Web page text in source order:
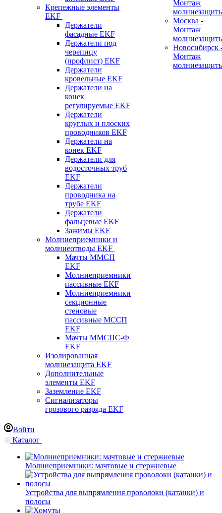
Крепежные элементы
EKF
Держатели
фасадные EKF
Держатели под
черепицу
(профлист) EKF
Держатели
кровельные EKF
Держатели на
конек
регулируемые EKF
Держатели
круглых и плоских
проводников EKF
Держатели на
конек EKF
Держатели для
водосточных труб
EKF
Держатели
проводника на
трубе EKF
Держатели
фальцевые EKF
Зажимы EKF
Молниеприемники и
молниеотводы EKF
Мачты ММСП
EKF
Молниеприемники
пассивные EKF
Молниеприемники
секционные
стеновые
пассивные МССП
EKF
Мачты ММСПС-Ф
EKF
Изолированная
молниезащита EKF
Дополнительные
элементы EKF
Заземление EKF
Сигнализаторы
грозового разряда EKF
Монтаж
Москва -
Монтаж
Новосибирск
Монтаж
Войти
Каталог
Молниеприемники: мачтовые и стержневые
Устройства для выпрямления проволоки (катанки) и
полосы